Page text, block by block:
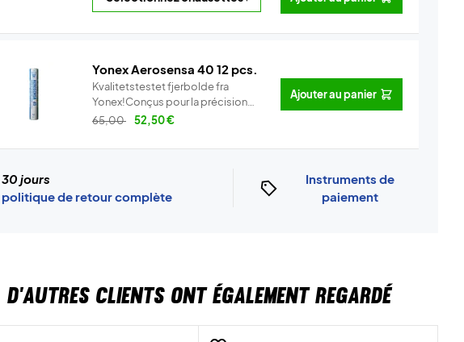
Yonex Aerosensa 40 12 pcs.
Kvalitetstestet fjerbolde fra
Yonex!Conçus pour la précision
–...
Info
65,00 52,50€
Ajouter au panier
30 jours
politique de retour complète
Instruments de
paiement
D'AUTRES CLIENTS ONT ÉGALEMENT REGARDÉ